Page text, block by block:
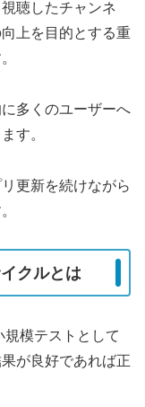
聴したチャンネ
上を目的とする重
多くのユーザーへ
す。
更新を続けながら
クルとは
模テストとして
が良好であれば正